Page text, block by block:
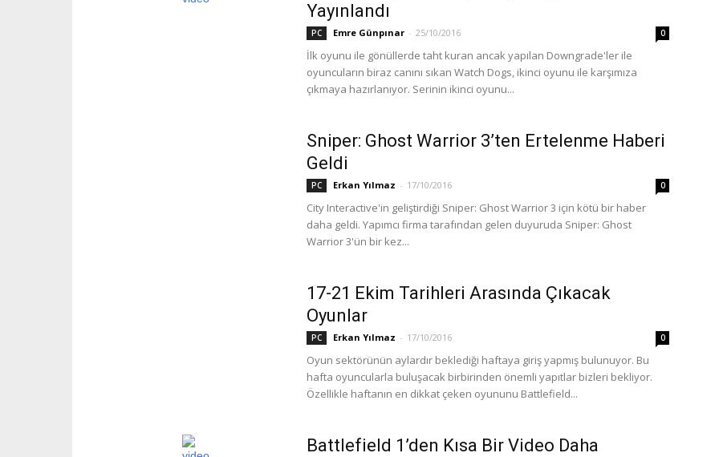
Yayınlandı
PC Emre Günpınar - 25/10/2016 0
İlk oyunu ile gönüllerde taht kuran ancak yapılan Downgrade'ler ile
oyuncuların biraz canını sıkan Watch Dogs, ikinci oyunu ile karşımıza
çıkmaya hazırlanıyor. Serinin ikinci oyunu...
Sniper: Ghost Warrior 3’ten Ertelenme Haberi
Geldi
PC Erkan Yılmaz - 17/10/2016 0
City Interactive'in geliştirdiği Sniper: Ghost Warrior 3 için kötü bir haber
daha geldi. Yapımcı firma tarafından gelen duyuruda Sniper: Ghost
Warrior 3'ün bir kez...
17-21 Ekim Tarihleri Arasında Çıkacak
Oyunlar
PC Erkan Yılmaz - 17/10/2016 0
Oyun sektörünün aylardır beklediği haftaya giriş yapmış bulunuyor. Bu
hafta oyuncularla buluşacak birbirinden önemli yapıtlar bizleri bekliyor.
Özellikle haftanın en dikkat çeken oyununu Battlefield...
Battlefield 1’den Kısa Bir Video Daha